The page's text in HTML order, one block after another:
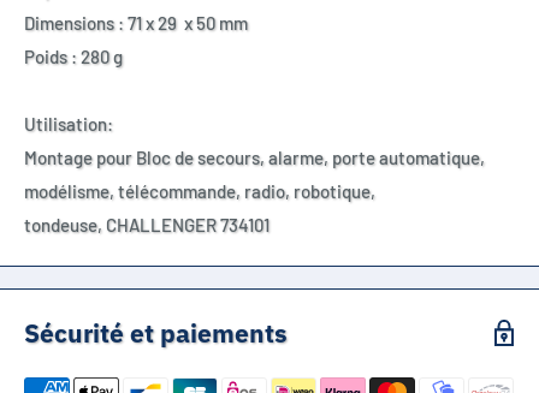
Dimensions : 71 x 29 x 50 mm
Poids : 280 g
Utilisation:
Montage pour Bloc de secours, alarme, porte automatique,
modélisme, télécommande, radio, robotique,
tondeuse, CHALLENGER 734101
Sécurité et paiements